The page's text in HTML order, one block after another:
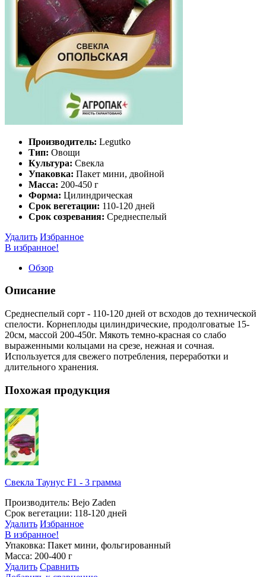
Производитель: Legutko
Тип: Овощи
Культура: Свекла
Упаковка: Пакет мини, двойной
Масса: 200-450 г
Форма: Цилиндрическая
Срок вегетации: 110-120 дней
Срок созревания: Среднеспелый
Удалить Избранное
В избранное!
Обзор
Описание
Среднеспелый сорт - 110-120 дней от всходов до технической
спелости. Корнеплоды цилиндрические, продолговатые 15-
20см, массой 200-450г. Мякоть темно-красная со слабо
выраженными кольцами на срезе, нежная и сочная.
Используется для свежего потребления, переработки и
длительного хранения.
Похожая продукция
Свекла Таунус F1 - 3 грамма
Производитель: Bejo Zaden
Срок вегетации: 118-120 дней
Удалить Избранное
В избранное!
Упаковка: Пакет мини, фольгированный
Масса: 200-400 г
Удалить Сравнить